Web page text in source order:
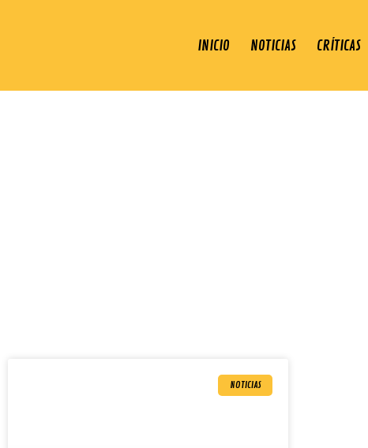
INICIO NOTICIAS CRÍTICAS
NOTICIAS